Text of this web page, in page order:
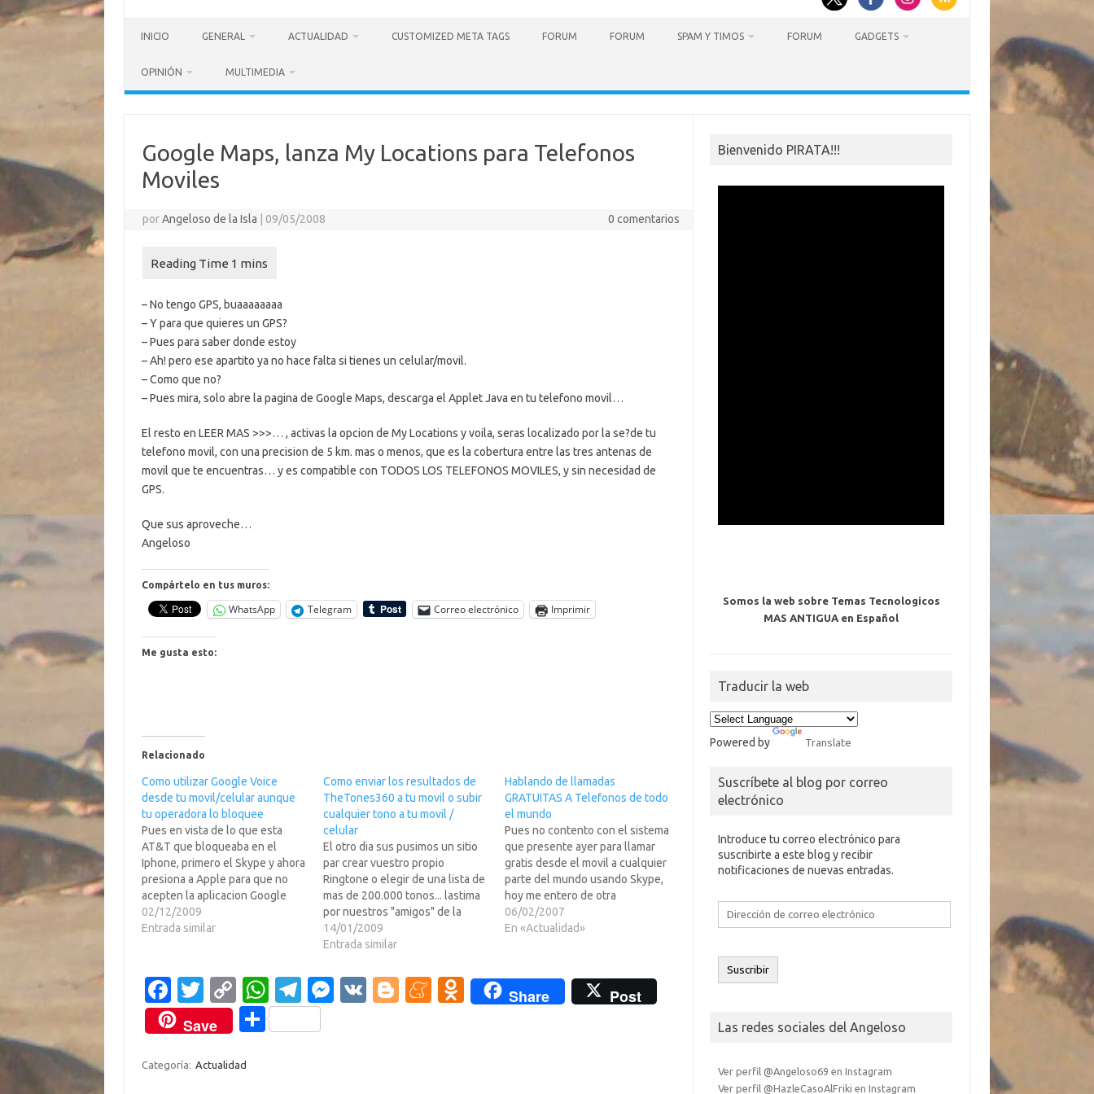
INICIO GENERAL ACTUALIDAD CUSTOMIZED META TAGS FORUM FORUM SPAM Y TIMOS FORUM GADGETS
OPINIÓN MULTIMEDIA
Google Maps, lanza My Locations para Telefonos
Moviles
porAngeloso de la Isla 09/05/2008 0 comentarios
– No tengo GPS, buaaaaaaaa
– Y para que quieres un GPS?
– Pues para saber donde estoy
– Ah! pero ese apartito ya no hace falta si tienes un celular/movil.
– Como que no?
– Pues mira, solo abre la pagina de Google Maps, descarga el Applet Java en tu telefono movil…
El resto en LEER MAS >>>… , activas la opcion de My Locations y voila, seras localizado por la se?de tu
telefono movil, con una precision de 5 km. mas o menos, que es la cobertura entre las tres antenas de
movil que te encuentras… y es compatible con TODOS LOS TELEFONOS MOVILES, y sin necesidad de
GPS.
Que sus aproveche…
Angeloso
Compártelo en tus muros:
WhatsApp Telegram Correo electrónico Imprimir
Me gusta esto:
Relacionado
Como utilizar Google Voice
desde tu movil/celular aunque
tu operadora lo bloquee
Pues en vista de lo que esta
AT&T que bloqueaba en el
Iphone, primero el Skype y ahora
presiona a Apple para que no
acepten la aplicacion Google
Voice en su tienda, pues Google
invento un sistema que hace
la totalidad de…
02/12/2009
Entrada similar
Como enviar los resultados de
TheTones360 a tu movil o subir
cualquier tono a tu movil /
celular
El otro dia sus pusimos un sitio
par crear vuestro propio
Ringtone o elegir de una lista de
mas de 200.000 tonos... lastima
por nuestros "amigos" de la
$GAE que no pueden
"facturarles" a estos pues no se
corruptas fronteras de Eh!pa?br
/>Pos fale, el servicio…
14/01/2009
Entrada similar
Hablando de llamadas
GRATUITAS A Telefonos de todo
el mundo
Pues no contento con el sistema
que presente ayer para llamar
gratis desde el movil a cualquier
parte del mundo usando Skype,
hoy me entero de otra
maravilla... LLAMADAS GRATIS A
TODO EL MUNDO, INCLUSIVE A
competencia de Skype,
GizmoProject, los cuales…
06/02/2007
En «Actualidad»
Fa
c
e
b
T
w
it
te
C
o
p
y
W
h
at
T
el
e
M
V
Bl
M O
Share
Post
Save
C
Categoría: Actualidad
Bienvenido PIRATA!!!
Somos la web sobre Temas Tecnologicos
MAS ANTIGUA en Español
Traducir la web
Powered by Translate
Suscríbete al blog por correo
electrónico
Introduce tu correo electrónico para
suscribirte a este blog y recibir
notificaciones de nuevas entradas.
Dirección
electrónico
Suscribir
Las redes sociales del Angeloso
Ver perfil @Angeloso69 en Instagram
Ver perfil @HazleCasoAlFriki en Instagram